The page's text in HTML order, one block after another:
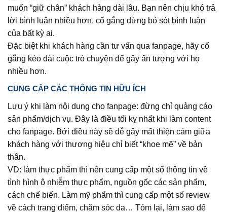
muốn “giữ chân” khách hàng dài lâu. Bạn nên chịu khó trả
lời bình luận nhiều hơn, cố gắng đừng bỏ sót bình luận
của bất kỳ ai.
Đặc biệt khi khách hàng cần tư vấn qua fanpage, hãy cố
gắng kéo dài cuộc trò chuyện để gây ấn tượng với họ
nhiều hơn.
CUNG CẤP CÁC THÔNG TIN HỮU ÍCH
Lưu ý khi làm nội dung cho fanpage: đừng chỉ quảng cáo
sản phẩm/dịch vụ. Đây là điều tối kỵ nhất khi làm content
cho fanpage. Bởi điều này sẽ dễ gây mất thiện cảm giữa
khách hàng với thương hiệu chỉ biết “khoe mẽ” về bản
thân.
VD: làm thực phẩm thì nên cung cấp một số thông tin về
tình hình ô nhiễm thực phẩm, nguồn gốc các sản phẩm,
cách chế biến. Làm mỹ phẩm thì cung cấp một số review
về cách trang điểm, chăm sóc da… Tóm lại, làm sao để